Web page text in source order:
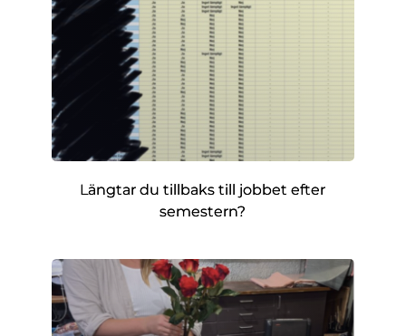
Längtar du tillbaks till jobbet efter
semestern?